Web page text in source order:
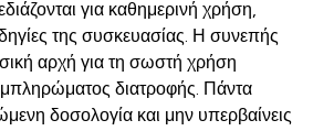
για καθημερινή χρήση,
της συσκευασίας. Η συνεπής
αρχή για τη σωστή χρήση
διατροφής. Πάντα
δοσολογία και μην υπερβαίνεις